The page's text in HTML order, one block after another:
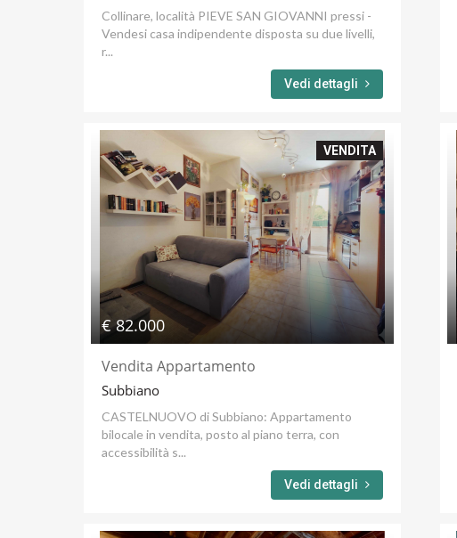
Collinare, località PIEVE SAN GIOVANNI pressi -
Vendesi casa indipendente disposta su due livelli,
r...
Vedi dettagli
VENDITA
€ 82.000
Vendita Appartamento
Subbiano
CASTELNUOVO di Subbiano: Appartamento
bilocale in vendita, posto al piano terra, con
accessibilità s...
Vedi dettagli